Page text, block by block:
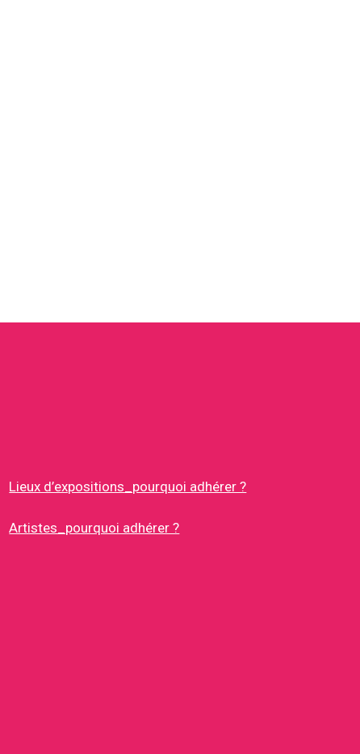
Lieux d’expositions_pourquoi adhérer ?
Artistes_pourquoi adhérer ?